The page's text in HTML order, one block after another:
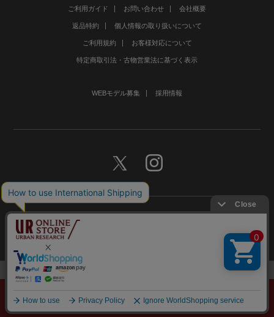
ご利用ガイド お問い合わせ 会社概要
返品特約 個人情報の取り扱いについて
ご利用規約 お客様対応について
特定商取引法・古物営業法に基づく表示
WEBモデル募集 採用情報
©URBAN RESEARCH Co., Ltd.All rights Reserved.